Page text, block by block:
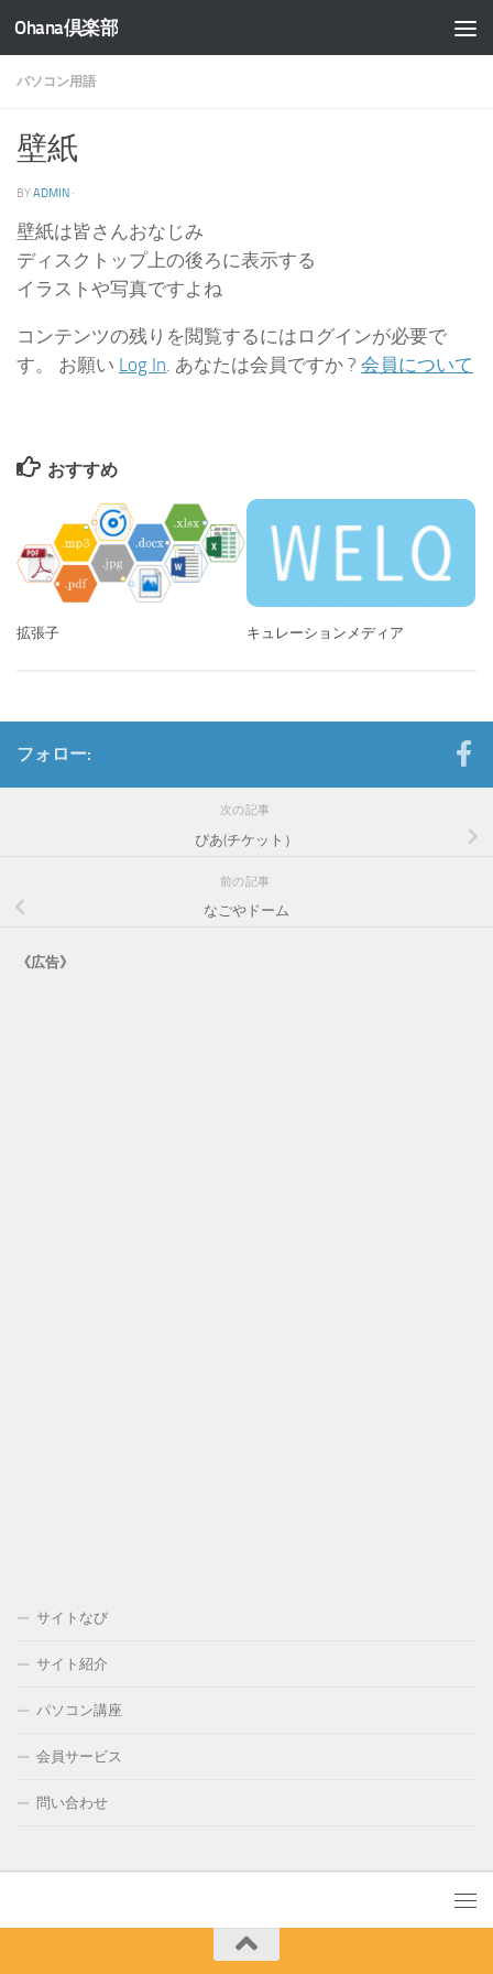
コンテンツへスキップ
Ohana倶楽部
パソコン用語
壁紙
BYADMIN ·
壁紙は皆さんおなじみ
ディスクトップ上の後ろに表示する
イラストや写真ですよね
コンテンツの残りを閲覧するにはログインが必要で
す。 お願い Log In. あなたは会員ですか ? 会員について
おすすめ
拡張子 キュレーションメディア
フォロー:
次の記事
ぴあ(チケット）
前の記事
なごやドーム
《広告》
サイトなび
サイト紹介
パソコン講座
会員サービス
問い合わせ